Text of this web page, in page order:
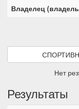
Владелец
Нет
Результаты